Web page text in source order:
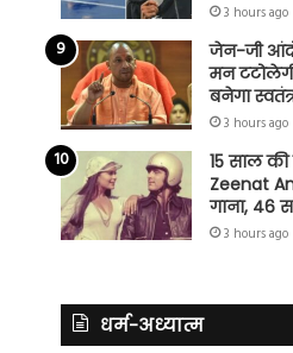
3 hours ago
जेन-जी
मन
बनेगा
3 hours ago
15 साल की
Zeenat
गाना, 46
3 hours ago
धर्म-अध्यात्म